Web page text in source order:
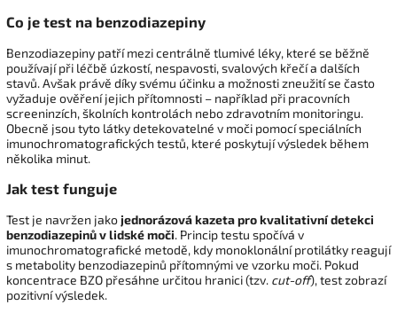
Co je test na benzodiazepiny
Benzodiazepiny patří mezi centrálně tlumivé léky, které se běžně
používají při léčbě úzkostí, nespavosti, svalových křečí a dalších
stavů. Avšak právě díky svému účinku a možnosti zneužití se často
vyžaduje ověření jejich přítomnosti – například při pracovních
screeninzích, školních kontrolách nebo zdravotním monitoringu.
Obecně jsou tyto látky detekovatelné v moči pomocí speciálních
imunochromatografických testů, které poskytují výsledek během
několika minut.
Jak test funguje
Test je navržen jako jednorázová kazeta pro kvalitativní detekci
benzodiazepinů v lidské moči. Princip testu spočívá v
imunochromatografické metodě, kdy monoklonální protilátky reagují
s metabolity benzodiazepinů přítomnými ve vzorku moči. Pokud
koncentrace BZO přesáhne určitou hranici (tzv. cut-off), test zobrazí
pozitivní výsledek.